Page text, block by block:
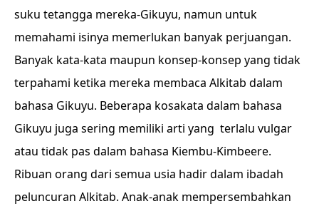
suku tetangga mereka-Gikuyu, namun untuk
memahami isinya memerlukan banyak perjuangan.
Banyak kata-kata maupun konsep-konsep yang tidak
terpahami ketika mereka membaca Alkitab dalam
bahasa Gikuyu. Beberapa kosakata dalam bahasa
Gikuyu juga sering memiliki arti yang terlalu vulgar
atau tidak pas dalam bahasa Kiembu-Kimbeere.
Ribuan orang dari semua usia hadir dalam ibadah
peluncuran Alkitab. Anak-anak mempersembahkan